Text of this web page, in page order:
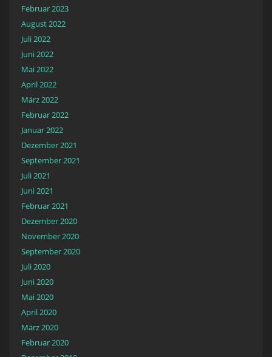
Februar 2023
August 2022
Juli 2022
Juni 2022
Mai 2022
April 2022
März 2022
Februar 2022
Januar 2022
Dezember 2021
September 2021
Juli 2021
Juni 2021
Februar 2021
Dezember 2020
November 2020
September 2020
Juli 2020
Juni 2020
Mai 2020
April 2020
März 2020
Februar 2020